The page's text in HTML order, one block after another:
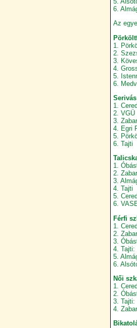
6.
Az
1.
2.
3.
4.
5.
6.
Serivás
1.
2. VGÜ
3. Zabar
4. Egri
5.
6. Tajti
1.
2. Zabar
3.
4. Tajti
5.
6.
Férfi
1.
2.
3.
4. Tajti:
5.
6.
Női
1.
2.
3. Tajti:
4.